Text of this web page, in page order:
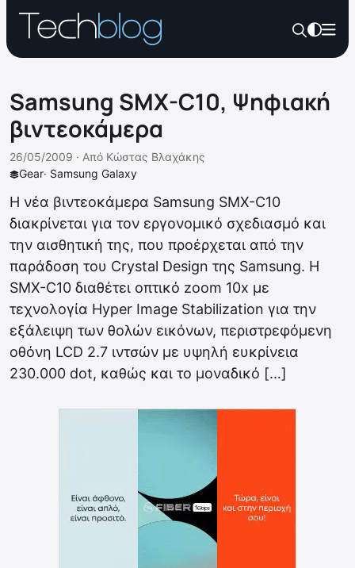
Samsung SMX-C10, Ψηφιακή
βιντεοκάμερα
Gear· Samsung Galaxy
26/05/2009 · Από Κώστας Βλαχάκης
Η νέα βιντεοκάμερα Samsung SMX-C10
διακρίνεται για τον εργονομικό σχεδιασμό και
την αισθητική της, που προέρχεται από την
παράδοση του Crystal Design της Samsung. Η
SMX-C10 διαθέτει οπτικό zoom 10x με
τεχνολογία Hyper Image Stabilization για την
εξάλειψη των θολών εικόνων, περιστρεφόμενη
οθόνη LCD 2.7 ιντσών με υψηλή ευκρίνεια
230.000 dot, καθώς και το μοναδικό […]